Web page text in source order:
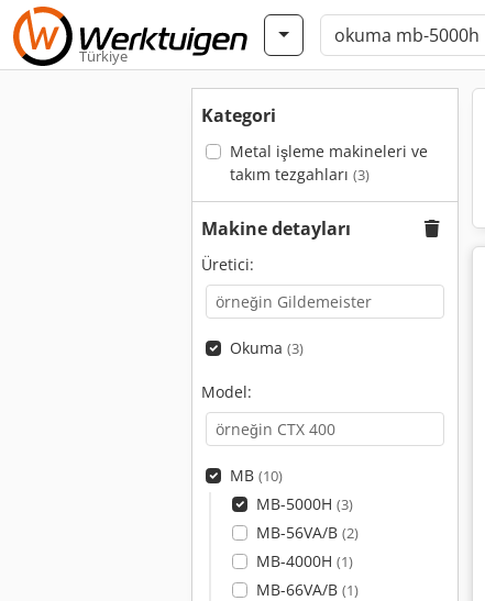
Türkiye
Kategori
Metal işleme makineleri ve
takım tezgahları (3)
Makine detayları
Üretici:
Okuma (3)
Model:
MB (10)
MB-5000H (3)
MB-56VA/B (2)
MB-4000H (1)
MB-66VA/B (1)